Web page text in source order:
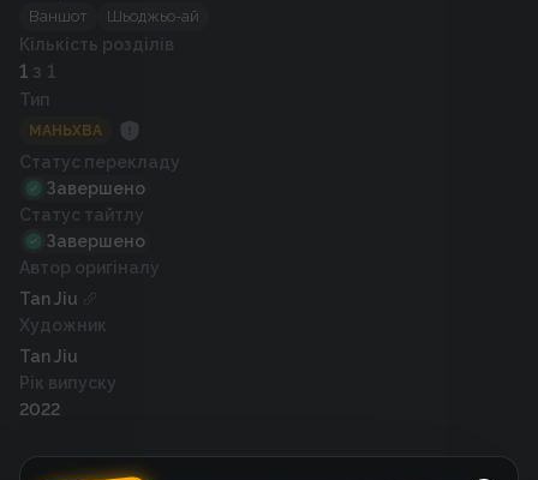
Ваншот Шьоджьо-ай
Кількість розділів
1 з 1
Тип
МАНЬХВА
Статус перекладу
Завершено
Статус тайтлу
Завершено
Автор оригіналу
Tan Jiu
Художник
Tan Jiu
Рік випуску
2022